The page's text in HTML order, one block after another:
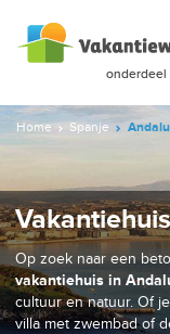
Home Spanje
Op zoek naar een
vakantiehuis in
cultuur en natuur. Of
villa met zwembad of